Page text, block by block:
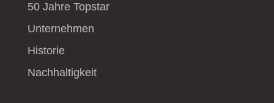
50 Jahre Topstar
Unternehmen
Historie
Nachhaltigkeit